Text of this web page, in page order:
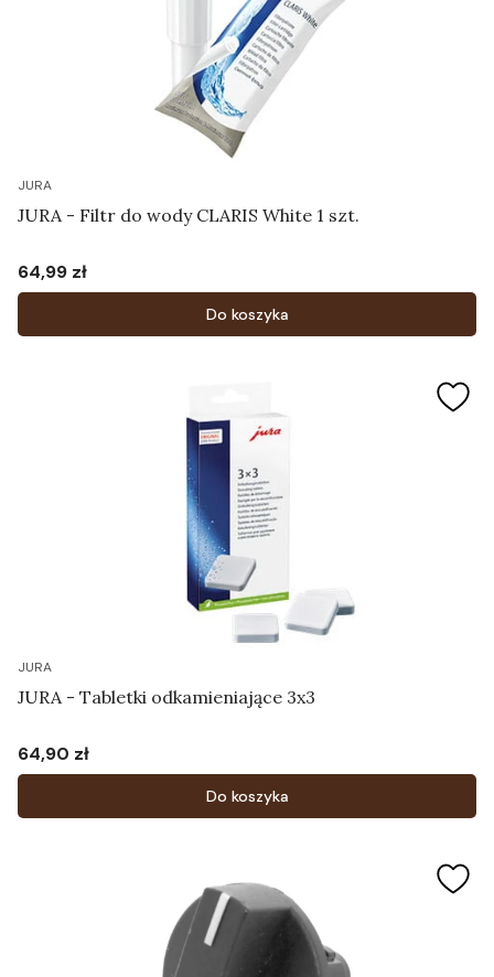
JURA
JURA - Filtr do wody CLARIS White 1 szt.
Cena
64,99 zł
Do koszyka
JURA
JURA - Tabletki odkamieniające 3x3
Cena
64,90 zł
Do koszyka